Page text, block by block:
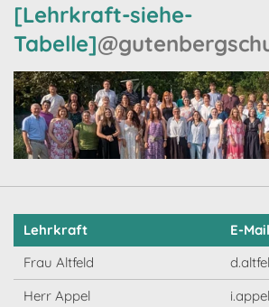
[Lehrkraft-siehe-
Tabelle]
Lehrkraft
E-
Frau Altfeld
Herr Appel
i.appel